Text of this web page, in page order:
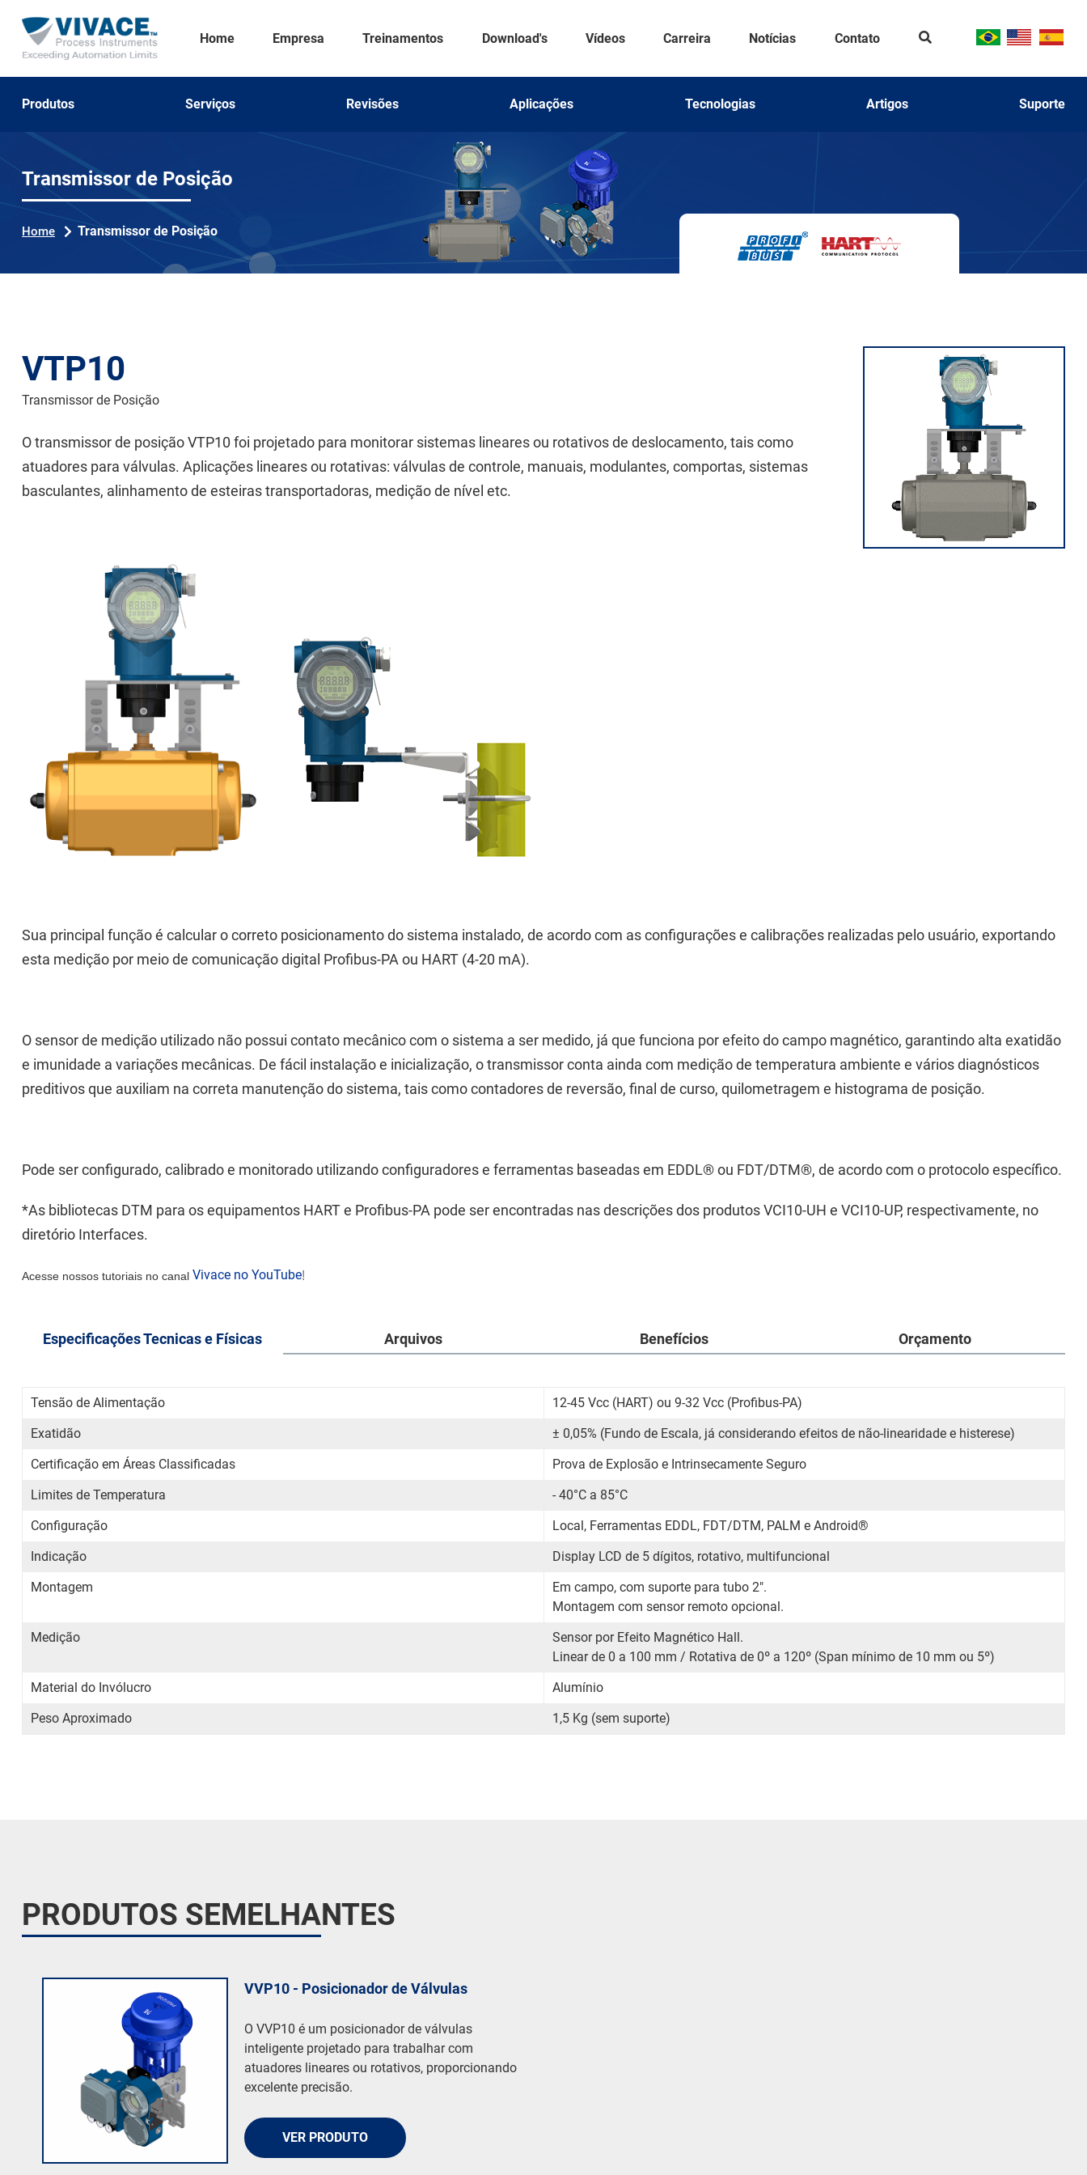
Home Empresa Treinamentos Download's Vídeos Carreira Notícias Contato
Se
Produtos Serviços Revisões Aplicações Tecnologias Artigos Suporte
Transmissor de Posição
Home Transmissor de Posição
VTP10
Transmissor de Posição
O transmissor de posição VTP10 foi projetado para monitorar sistemas lineares ou rotativos de deslocamento, tais como
atuadores para válvulas. Aplicações lineares ou rotativas: válvulas de controle, manuais, modulantes, comportas, sistemas
basculantes, alinhamento de esteiras transportadoras, medição de nível etc.
Sua principal função é calcular o correto posicionamento do sistema instalado, de acordo com as configurações e calibrações realizadas pelo usuário, exportando
esta medição por meio de comunicação digital Profibus-PA ou HART (4-20 mA).
O sensor de medição utilizado não possui contato mecânico com o sistema a ser medido, já que funciona por efeito do campo magnético, garantindo alta exatidão
e imunidade a variações mecânicas. De fácil instalação e inicialização, o transmissor conta ainda com medição de temperatura ambiente e vários diagnósticos
preditivos que auxiliam na correta manutenção do sistema, tais como contadores de reversão, final de curso, quilometragem e histograma de posição.
Pode ser configurado, calibrado e monitorado utilizando configuradores e ferramentas baseadas em EDDL®ou FDT/DTM®, de acordo com o protocolo específico.
*As bibliotecas DTM para os equipamentos HART e Profibus-PA pode ser encontradas nas descrições dos produtos VCI10-UH e VCI10-UP, respectivamente, no
diretório Interfaces.
Acesse nossos tutoriais no canal Vivace no YouTube!
Especificações Tecnicas e Físicas Arquivos Benefícios Orçamento
Tensão de Alimentação
12-45 Vcc (HART) ou 9-32 Vcc (Profibus-PA)
Exatidão
± 0,05% (Fundo de Escala, já considerando efeitos de não-linearidade e histerese)
Certificação em Áreas Classificadas
Prova de Explosão e Intrinsecamente Seguro
Limites de Temperatura
- 40°C a 85°C
Configuração
Local, Ferramentas EDDL, FDT/DTM, PALM e Android®
Indicação
Display LCD de 5 dígitos, rotativo, multifuncional
Montagem
Em campo, com suporte para tubo 2".
Montagem com sensor remoto opcional.
Medição
Sensor por Efeito Magnético Hall.
Linear de 0 a 100 mm / Rotativa de 0º a 120º (Span mínimo de 10 mm ou 5º)
Material do Invólucro
Alumínio
Peso Aproximado
1,5 Kg (sem suporte)
PRODUTOS SEMELHANTES
VVP10 - Posicionador de Válvulas
O VVP10 é um posicionador de válvulas
inteligente projetado para trabalhar com
atuadores lineares ou rotativos, proporcionando
excelente precisão.
VER PRODUTO